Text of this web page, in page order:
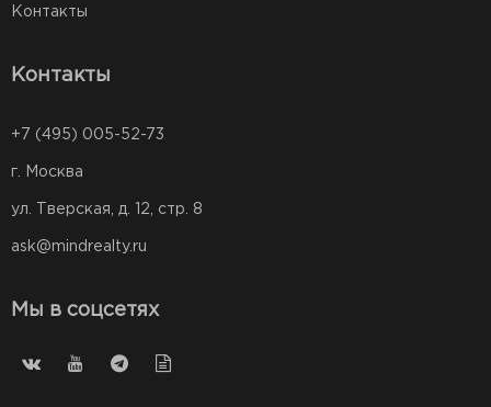
Контакты
Контакты
+7 (495) 005-52-73
г. Москва
ул. Тверская, д. 12, стр. 8
ask@mindrealty.ru
Мы в соцсетях